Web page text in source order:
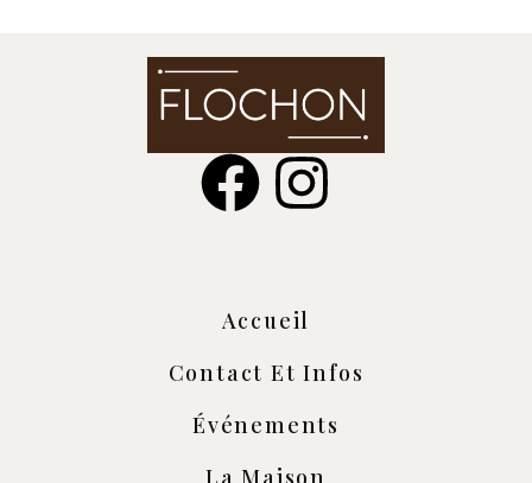
Accueil
Contact Et Infos
Événements
La Maison